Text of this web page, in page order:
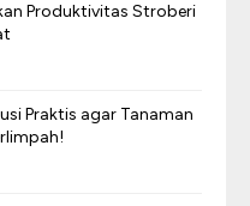
Produktivitas Stroberi
Praktis agar Tanaman